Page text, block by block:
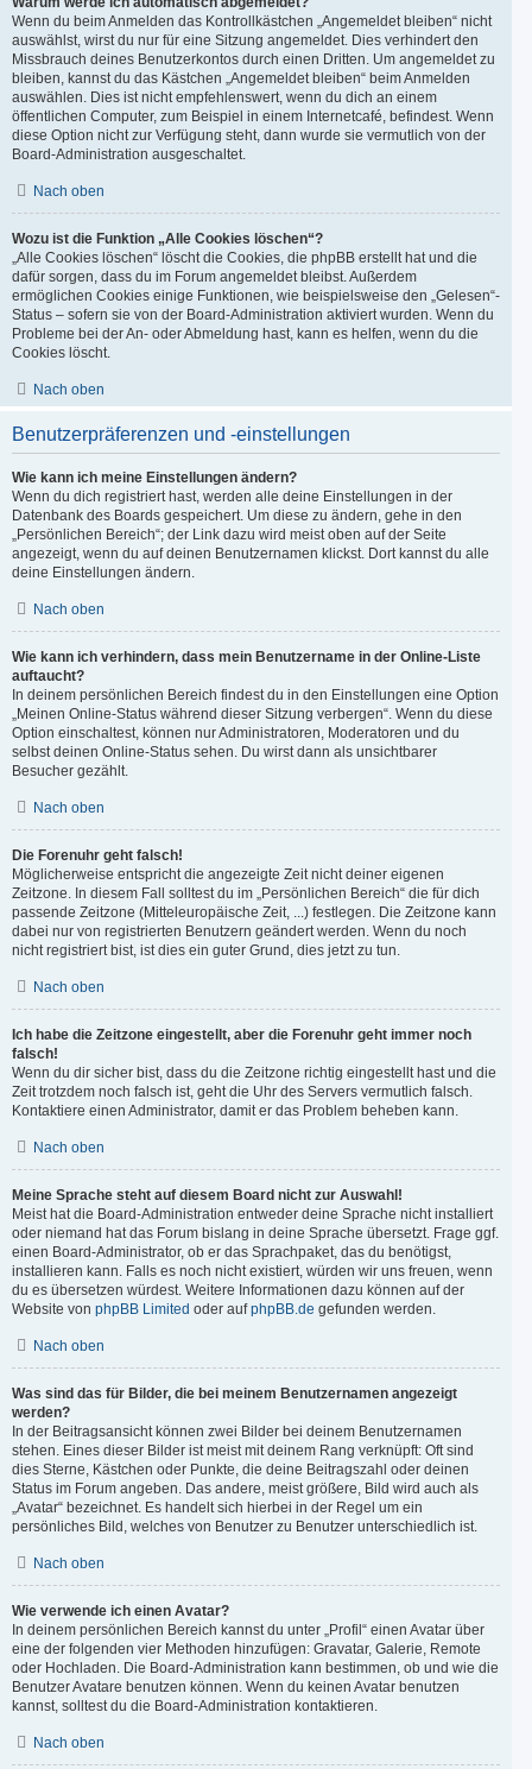
Wenn du beim Anmelden das Kontrollkästchen „Angemeldet bleiben“ nicht
auswählst, wirst du nur für eine Sitzung angemeldet. Dies verhindert den
Missbrauch deines Benutzerkontos durch einen Dritten. Um angemeldet zu
bleiben, kannst du das Kästchen „Angemeldet bleiben“ beim Anmelden
auswählen. Dies ist nicht empfehlenswert, wenn du dich an einem
öffentlichen Computer, zum Beispiel in einem Internetcafé, befindest. Wenn
diese Option nicht zur Verfügung steht, dann wurde sie vermutlich von der
Board-Administration ausgeschaltet.
Nach oben
Wozu ist die Funktion „Alle Cookies löschen“?
„Alle Cookies löschen“ löscht die Cookies, die phpBB erstellt hat und die
dafür sorgen, dass du im Forum angemeldet bleibst. Außerdem
ermöglichen Cookies einige Funktionen, wie beispielsweise den „Gelesen“-
Status – sofern sie von der Board-Administration aktiviert wurden. Wenn du
Probleme bei der An- oder Abmeldung hast, kann es helfen, wenn du die
Cookies löscht.
Nach oben
Benutzerpräferenzen und -einstellungen
Wie kann ich meine Einstellungen ändern?
Wenn du dich registriert hast, werden alle deine Einstellungen in der
Datenbank des Boards gespeichert. Um diese zu ändern, gehe in den
„Persönlichen Bereich“; der Link dazu wird meist oben auf der Seite
angezeigt, wenn du auf deinen Benutzernamen klickst. Dort kannst du alle
deine Einstellungen ändern.
Nach oben
Wie kann ich verhindern, dass mein Benutzername in der Online-Liste
auftaucht?
In deinem persönlichen Bereich findest du in den Einstellungen eine Option
„Meinen Online-Status während dieser Sitzung verbergen“. Wenn du diese
Option einschaltest, können nur Administratoren, Moderatoren und du
selbst deinen Online-Status sehen. Du wirst dann als unsichtbarer
Besucher gezählt.
Nach oben
Die Forenuhr geht falsch!
Möglicherweise entspricht die angezeigte Zeit nicht deiner eigenen
Zeitzone. In diesem Fall solltest du im „Persönlichen Bereich“ die für dich
passende Zeitzone (Mitteleuropäische Zeit, ...) festlegen. Die Zeitzone kann
dabei nur von registrierten Benutzern geändert werden. Wenn du noch
nicht registriert bist, ist dies ein guter Grund, dies jetzt zu tun.
Nach oben
Ich habe die Zeitzone eingestellt, aber die Forenuhr geht immer noch
falsch!
Wenn du dir sicher bist, dass du die Zeitzone richtig eingestellt hast und die
Zeit trotzdem noch falsch ist, geht die Uhr des Servers vermutlich falsch.
Kontaktiere einen Administrator, damit er das Problem beheben kann.
Nach oben
Meine Sprache steht auf diesem Board nicht zur Auswahl!
Meist hat die Board-Administration entweder deine Sprache nicht installiert
oder niemand hat das Forum bislang in deine Sprache übersetzt. Frage ggf.
einen Board-Administrator, ob er das Sprachpaket, das du benötigst,
installieren kann. Falls es noch nicht existiert, würden wir uns freuen, wenn
du es übersetzen würdest. Weitere Informationen dazu können auf der
Website von phpBB Limited oder aufphpBB.de gefunden werden.
Nach oben
Was sind das für Bilder, die bei meinem Benutzernamen angezeigt
werden?
In der Beitragsansicht können zwei Bilder bei deinem Benutzernamen
stehen. Eines dieser Bilder ist meist mit deinem Rang verknüpft: Oft sind
dies Sterne, Kästchen oder Punkte, die deine Beitragszahl oder deinen
Status im Forum angeben. Das andere, meist größere, Bild wird auch als
„Avatar“ bezeichnet. Es handelt sich hierbei in der Regel um ein
persönliches Bild, welches von Benutzer zu Benutzer unterschiedlich ist.
Nach oben
Wie verwende ich einen Avatar?
In deinem persönlichen Bereich kannst du unter „Profil“ einen Avatar über
eine der folgenden vier Methoden hinzufügen: Gravatar, Galerie, Remote
oder Hochladen. Die Board-Administration kann bestimmen, ob und wie die
Benutzer Avatare benutzen können. Wenn du keinen Avatar benutzen
kannst, solltest du die Board-Administration kontaktieren.
Nach oben